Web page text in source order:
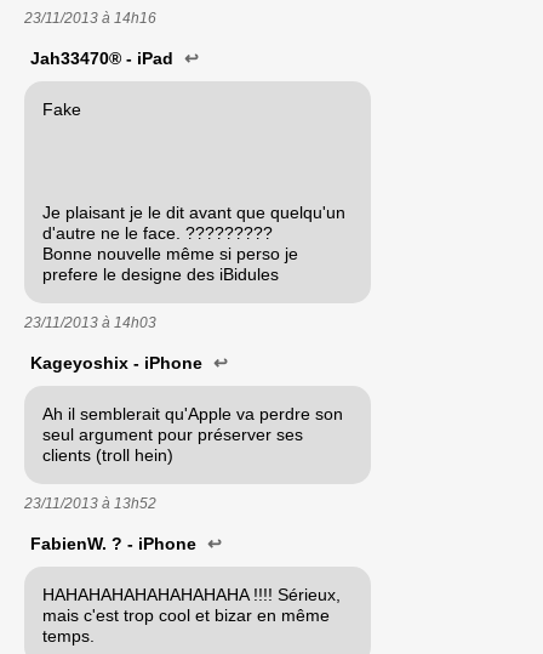
23/11/2013 à 14h16
Jah33470® - iPad ↩
Fake
Je plaisant je le dit avant que quelqu'un
d'autre ne le face. ?????????
Bonne nouvelle même si perso je
prefere le designe des iBidules
23/11/2013 à 14h03
Kageyoshix - iPhone ↩
Ah il semblerait qu'Apple va perdre son
seul argument pour préserver ses
clients (troll hein)
23/11/2013 à 13h52
FabienW. ? - iPhone ↩
HAHAHAHAHAHAHAHAHA !!!! Sérieux,
mais c'est trop cool et bizar en même
temps.